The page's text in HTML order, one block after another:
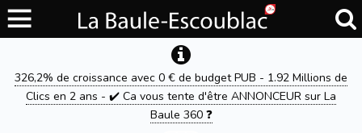
326,2% de croissance avec 0 € de budget PUB - 1.92 Millions de
Clics en 2 ans - ✔️ Ca vous tente d'être ANNONCEUR sur La
Baule 360 ❓